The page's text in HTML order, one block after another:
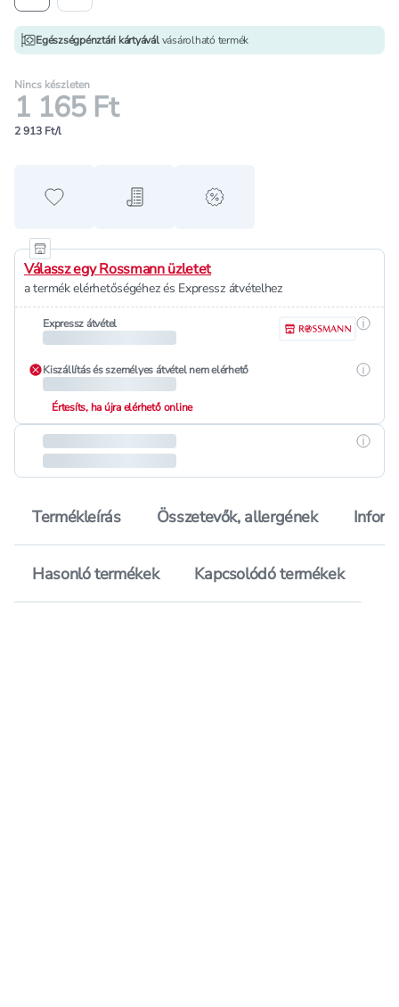
Egészségpénztári kártyáválvásárolható termék
Nincs készleten
1 165 Ft
2 913 Ft/l
Hozzáadás a kedvencekhez
Hozzáadás a bevásárló listához
alert when on sale
Válassz egy Rossmann üzletet
a termék elérhetőségéhez és Expressz átvételhez
Expressz átvétel
Kiszállítás és személyes átvétel nem elérhető
Értesíts, ha újra elérhető online
Termékleírás Összetevők, allergének
Hasonló termékek Kapcsolódó termékek